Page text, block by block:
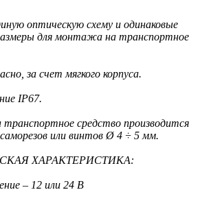
оптическую схему и одинаковые
для монтажа на транспортное
за счет мягкого корпуса.
IP67.
транспортное средство производится
или винтов Ø 4 ÷ 5 мм.
ХАРАКТЕРИСТИКА:
– 12 или 24 В